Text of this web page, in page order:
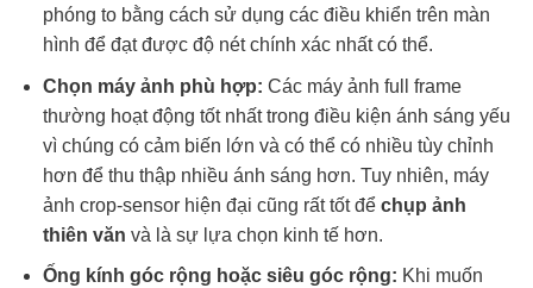
phóng to bằng cách sử dụng các điều khiển trên màn
hình để đạt được độ nét chính xác nhất có thể.
Chọn máy ảnh phù hợp: Các máy ảnh full frame
thường hoạt động tốt nhất trong điều kiện ánh sáng yếu
vì chúng có cảm biến lớn và có thể có nhiều tùy chỉnh
hơn để thu thập nhiều ánh sáng hơn. Tuy nhiên, máy
ảnh crop-sensor hiện đại cũng rất tốt để chụp ảnh
thiên văn và là sự lựa chọn kinh tế hơn.
Ống kính góc rộng hoặc siêu góc rộng: Khi muốn